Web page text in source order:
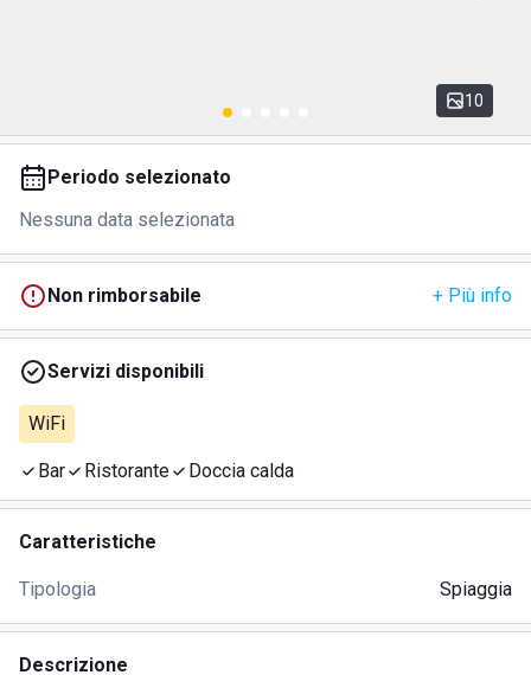
10
Periodo selezionato
Nessuna data selezionata
Non rimborsabile + Più info
Servizi disponibili
WiFi
Bar Ristorante Doccia calda
Caratteristiche
Tipologia Spiaggia
Descrizione